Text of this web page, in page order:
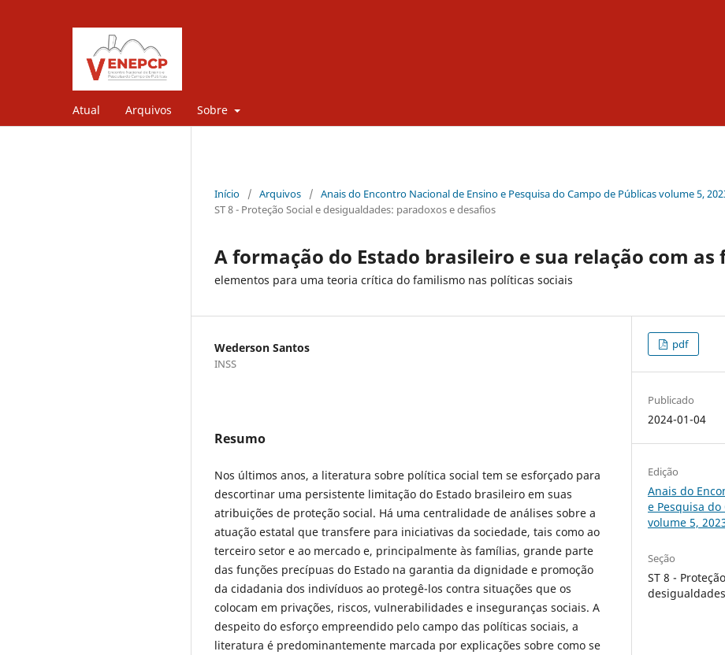
Atual Arquivos Sobre
Início / Arquivos / Anais do Encontro Nacional de Ensino e Pesquisa do Campo de Públicas volume 5,
ST 8 - Proteção Social e desigualdades: paradoxos e desafios
A formação do Estado brasileiro e sua relação com as
elementos para uma teoria crítica do familismo nas políticas sociais
Wederson Santos
INSS
Resumo
Nos últimos anos, a literatura sobre política social tem se esforçado para
descortinar uma persistente limitação do Estado brasileiro em suas
atribuições de proteção social. Há uma centralidade de análises sobre a
atuação estatal que transfere para iniciativas da sociedade, tais como ao
terceiro setor e ao mercado e, principalmente às famílias, grande parte
das funções precípuas do Estado na garantia da dignidade e promoção
da cidadania dos indivíduos ao protegê-los contra situações que os
colocam em privações, riscos, vulnerabilidades e inseguranças sociais. A
despeito do esforço empreendido pelo campo das políticas sociais, a
literatura é predominantemente marcada por explicações sobre como se
pdf
Publicado
2024-01-04
Edição
Anais do
e Pesquisa do
volume 5,
Seção
ST 8 -